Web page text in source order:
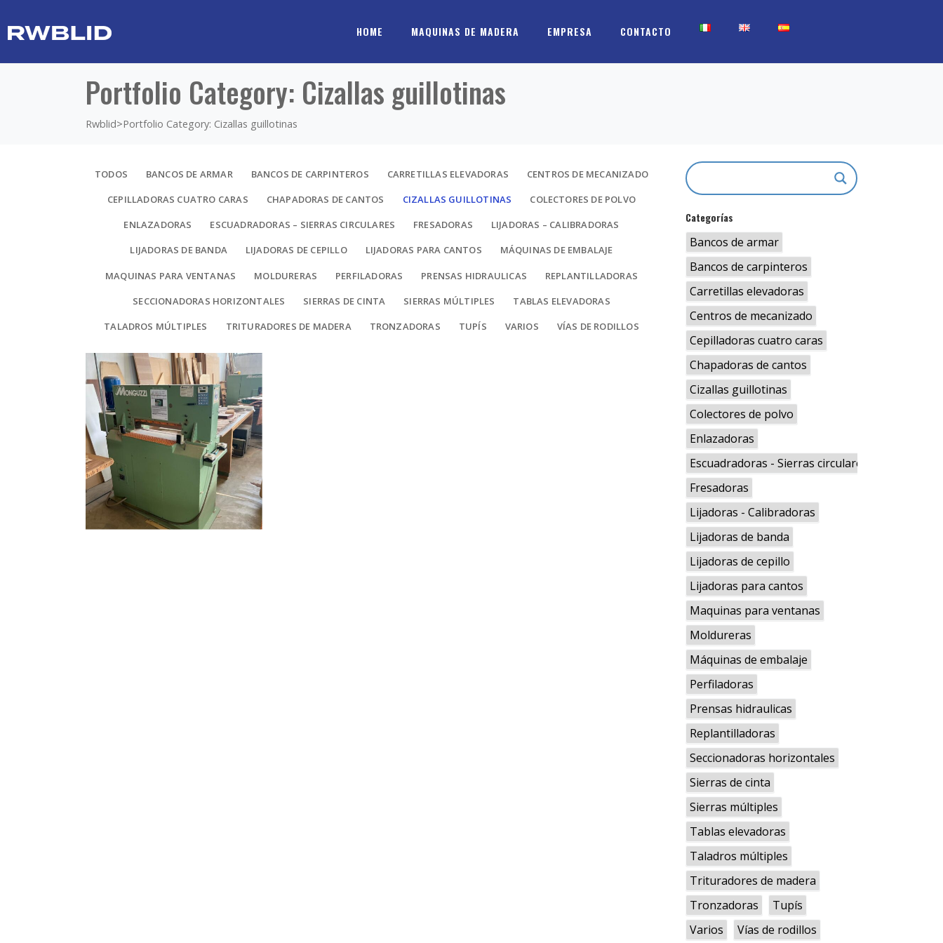
HOME MAQUINAS DE MADERA EMPRESA CONTACTO
Portfolio Category: Cizallas guillotinas
Rwblid>Portfolio Category: Cizallas guillotinas
TODOS BANCOS DE ARMAR BANCOS DE CARPINTEROS CARRETILLAS ELEVADORAS CENTROS DE MECANIZADO
CEPILLADORAS CUATRO CARAS CHAPADORAS DE CANTOS CIZALLAS GUILLOTINAS COLECTORES DE POLVO
ENLAZADORAS ESCUADRADORAS – SIERRAS CIRCULARES FRESADORAS LIJADORAS – CALIBRADORAS
LIJADORAS DE BANDA LIJADORAS DE CEPILLO LIJADORAS PARA CANTOS MÁQUINAS DE EMBALAJE
MAQUINAS PARA VENTANAS MOLDURERAS PERFILADORAS PRENSAS HIDRAULICAS REPLANTILLADORAS
SECCIONADORAS HORIZONTALES SIERRAS DE CINTA SIERRAS MÚLTIPLES TABLAS ELEVADORAS
TALADROS MÚLTIPLES TRITURADORES DE MADERA TRONZADORAS TUPÍS VARIOS VÍAS DE RODILLOS
Categorías
Bancos de armar
Bancos de carpinteros
Carretillas elevadoras
Centros de mecanizado
Cepilladoras cuatro caras
Chapadoras de cantos
Cizallas guillotinas
Colectores de polvo
Enlazadoras
Escuadradoras - Sierras circulares
Fresadoras
Lijadoras - Calibradoras
Lijadoras de banda
Lijadoras de cepillo
Lijadoras para cantos
Maquinas para ventanas
Moldureras
Máquinas de embalaje
Perfiladoras
Prensas hidraulicas
Replantilladoras
Seccionadoras horizontales
Sierras de cinta
Sierras múltiples
Tablas elevadoras
Taladros múltiples
Trituradores de madera
Tronzadoras
Tupís
Varios
Vías de rodillos